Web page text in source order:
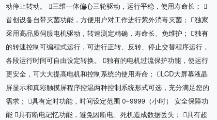
动停止转动。 三维一体偏心三轮驱动，运行平稳，使用寿命长； 
首创设备自带灭菌功能，方便用户对工作进行紫外消毒灭菌； 独家
采用高品质伺服电机驱动，转速测定精确，寿命长、免维护； 独有
的转速控制可编程式运行，可进行正转、反转、停止交替程序运行，
各段运行时间可自由设定转换。 独有的电机过流保护功能，使运行
更安全，可大大提高电机和控制系统的使用寿命； LCD大屏幕液晶
屏显示和真彩触摸屏程序控温两种控制系统形式可选，充分满足您的
需求； 具有定时功能，时间设定范围 0~9999（小时） 安全保障功
能 具有断电记忆功能，避免因断电、死机造成数据丢失； 具有超